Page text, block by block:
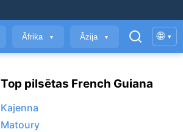
Āfrika ▼ Āzija ▼ 🌐 ▾
Top pilsētas French Guiana
Kajenna
Matoury